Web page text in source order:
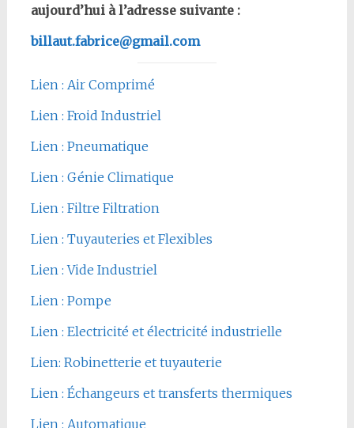
aujourd’hui à l’adresse suivante :
billaut.fabrice@gmail.com
Lien : Air Comprimé
Lien : Froid Industriel
Lien : Pneumatique
Lien : Génie Climatique
Lien : Filtre Filtration
Lien : Tuyauteries et Flexibles
Lien : Vide Industriel
Lien : Pompe
Lien : Electricité et électricité industrielle
Lien: Robinetterie et tuyauterie
Lien : Échangeurs et transferts thermiques
Lien : Automatique